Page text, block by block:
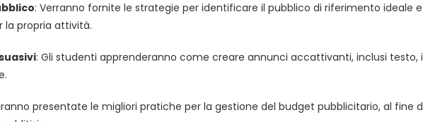
: Verranno fornite le strategie per identificare il pubblico di riferimento ideale
la propria attività.
: Gli studenti apprenderanno come creare annunci accattivanti, inclusi
presentate le migliori pratiche per la gestione del budget pubblicitario, al fine